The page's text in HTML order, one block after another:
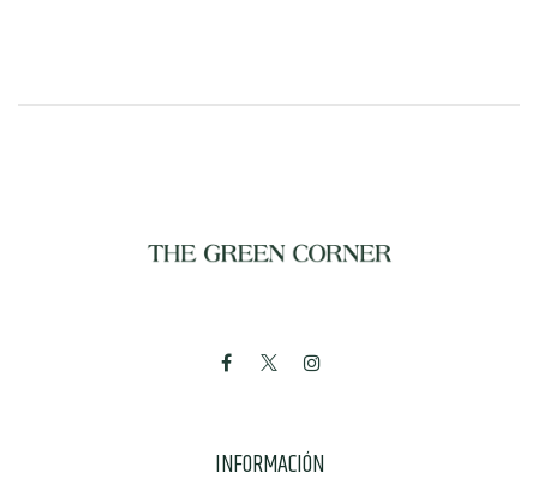
INFORMACIÓN